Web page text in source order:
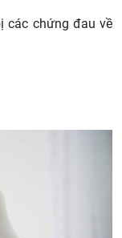
các chứng đau về